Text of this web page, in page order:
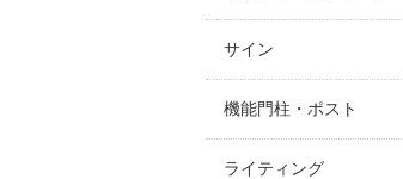
サイン
機能門柱・ポスト
ライティング